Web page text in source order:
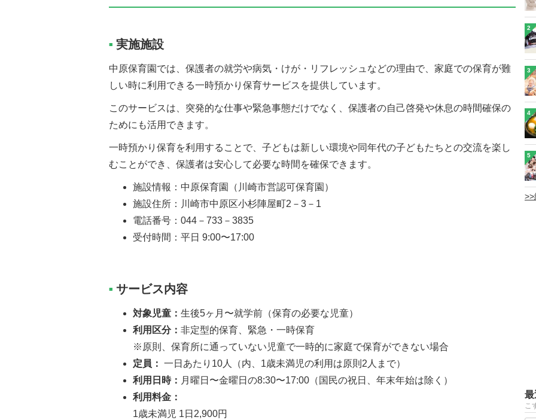
■ 実施施設
中原保育園では、保護者の就労や病気・けが・リフレッシュなどの理由で、家庭での保育が難
しい時に利用できる一時預かり保育サービスを提供しています。
このサービスは、突発的な仕事や緊急事態だけでなく、保護者の自己啓発や休息の時間確保の
ためにも活用できます。
一時預かり保育を利用することで、子どもは新しい環境や同年代の子どもたちとの交流を楽し
むことができ、保護者は安心して必要な時間を確保できます。
施設情報：中原保育園（川崎市営認可保育園）
施設住所：川崎市中原区小杉陣屋町2－3－1
電話番号：044－733－3835
受付時間：平日 9:00〜17:00
■ サービス内容
対象児童： 生後5ヶ月〜就学前（保育の必要な児童）
利用区分： 非定型的保育、緊急・一時保育
※原則、保育所に通っていない児童で一時的に家庭で保育ができない場合
定員： 一日あたり10人（内、1歳未満児の利用は原則2人まで）
利用日時： 月曜日〜金曜日の8:30〜17:00（国民の祝日、年末年始は除く）
利用料金：
1歳未満児 1日2,900円
2
3
4
5
>>
最
こ